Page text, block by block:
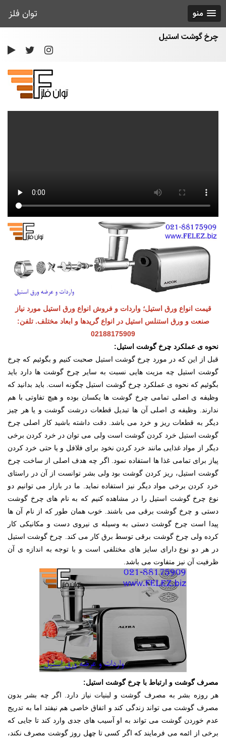
توان فلز
منو
چرخ گوشت استیل
قیمت انواع ورق استیل؛ واردات و فروش انواع ورق استیل مورد نیاز
صنعت و ورق استنلس استیل در انواع گریدها و ابعاد مختلف. تلفن:
02188175909
نحوه ی عملکرد چرخ گوشت استیل:
قبل از این که در مورد چرخ گوشت استیل صحبت کنیم و بگوئیم که چرخ
گوشت استیل چه مزیت هایی نسبت به سایر چرخ گوشت ها دارد باید
بگوئیم که نحوه ی عملکرد چرخ گوشت استیل چگونه است. باید بدانید که
وظیفه ی اصلی تمامی چرخ گوشت ها یکسان بوده و هیچ تفاوتی با هم
ندارند. وظیفه ی اصلی آن ها تبدیل قطعات درشت گوشت و یا هر چیز
دیگر به قطعات ریز و خرد می باشد. دقت داشته باشید کار اصلی چرخ
گوشت استیل خرد کردن گوشت است ولی می توان در خرد کردن برخی
دیگر از مواد غذایی مانند خرد کردن نخود برای فلافل و یا حتی خرد کردن
پیاز برای تمامی غذا ها استفاده نمود. اگر چه هدف اصلی از ساخت چرخ
گوشت استیل، ریز کردن گوشت بود ولی بشر توانست از آن در راستای
خرد کردن برخی مواد دیگر نیز استفاده نماید. ما در بازار می توانیم دو
نوع چرخ گوشت استیل را در مشاهده کنیم که به نام های چرخ گوشت
دستی و چرخ گوشت برقی می باشند. خوب همان طور که از نام آن ها
پیدا است چرخ گوشت دستی به وسیله ی نیروی دست و مکانیکی کار
کرده ولی چرخ گوشت برقی توسط برق کار می کند. چرخ گوشت استیل
در هر دو نوع دارای سایز های مختلفی است و با توجه به اندازه ی آن
ظرفیت آن نیز متفاوت می باشد.
مصرف گوشت و ارتباط با چرخ گوشت استیل:
هر روزه بشر به مصرف گوشت و لبنیات نیاز دارد. اگر چه بشر بدون
مصرف گوشت می تواند زندگی کند و اتفاق خاصی هم نیفتد اما به تدریج
عدم خوردن گوشت می تواند به او آسیب های جدی وارد کند تا جایی که
برخی از ائمه می فرمایند که اگر کسی تا چهل روز گوشت مصرف نکند،